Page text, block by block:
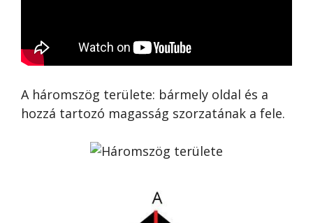
A háromszög területe: bármely oldal és a
hozzá tartozó magasság szorzatának a fele.